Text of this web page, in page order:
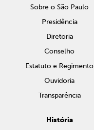
Sobre o São Paulo
Presidência
Diretoria
Conselho
Estatuto e Regimento
Ouvidoria
Transparência
História